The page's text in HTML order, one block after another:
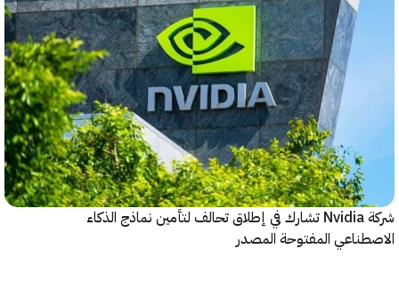
شركة Nvidia تشارك في إطلاق تحالف لتأمين نماذج الذكاء
المفتوحة المصدر